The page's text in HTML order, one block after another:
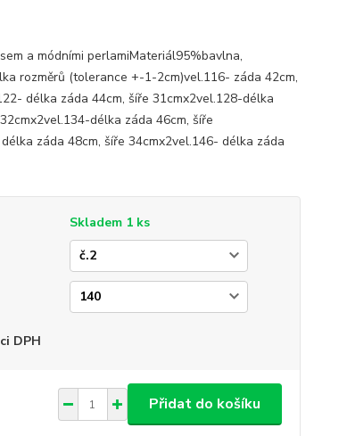
a módními perlamiMateriál95%bavlna,
rozměrů (tolerance +-1-2cm)vel.116- záda 42cm,
délka záda 44cm, šíře 31cmx2vel.128-délka
délka záda 46cm, šíře
záda 48cm, šíře 34cmx2vel.146- délka záda
Skladem 1 ks
DPH
Přidat do košíku